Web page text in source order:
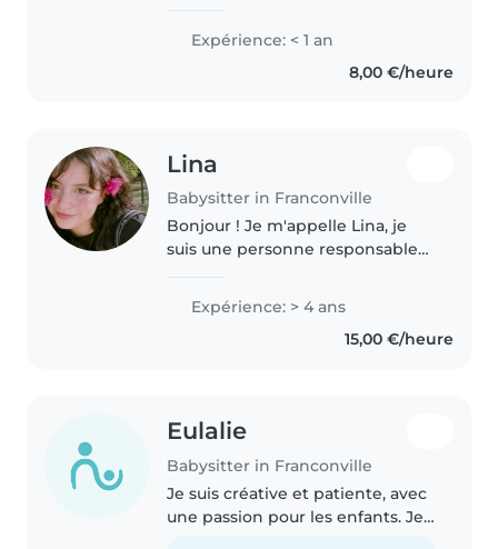
Expérience: < 1 an
8,00 €/heure
Lina
Babysitter in Franconville
Bonjour ! Je m'appelle Lina, je
suis une personne responsable
du temps avec les enfants. Je
peux les aider avec leurs devoirs
et rendre l'apprentissage..
Expérience: > 4 ans
15,00 €/heure
Eulalie
Babysitter in Franconville
Je suis créative et patiente, avec
une passion pour les enfants. Je